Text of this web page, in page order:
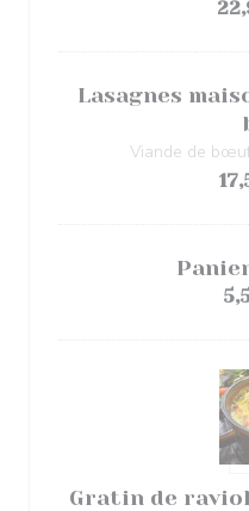
Lasagnes
Viande de
Gratin de